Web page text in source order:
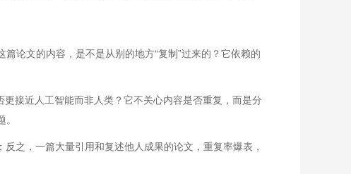
论文的内容，是不是从别的地方“复制”过来的？它依赖的
接近人工智能而非人类？它不关心内容是否重复，而是分
之，一篇大量引用和复述他人成果的论文，重复率爆表，